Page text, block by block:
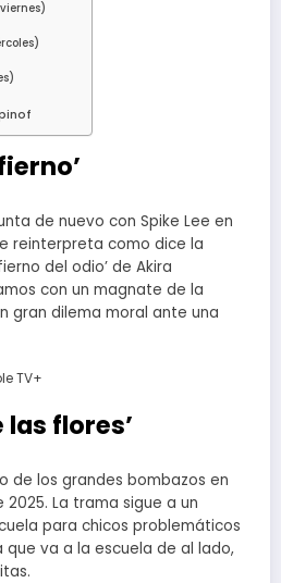
de nuevo con Spike Lee en
reinterpreta como dice la
del odio’ de Akira
con un magnate de la
gran dilema moral ante una
TV+
las flores’
de los grandes bombazos en
La trama sigue a un
para chicos problemáticos
va a la escuela de al lado,